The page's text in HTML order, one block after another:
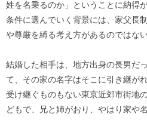
姓を名乗るのか」ということに納得
条件に選んでいく背景には、家父長
や尊厳を縛る考え方があるのではな
結婚した相手は、地方出身の長男だ
て、その家の名字はそこに引き継が
受け継ぐものもない東京近郊市街地
どもで、兄と姉がおり、やはり家や